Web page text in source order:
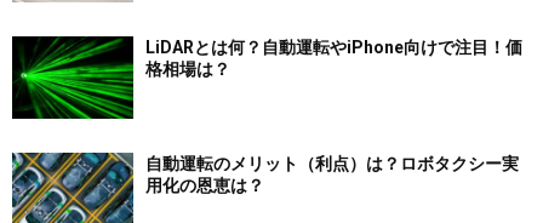
LiDARとは何？自動運転やiPhone向けで注目！価
格相場は？
自動運転のメリット（利点）は？ロボタクシー実
用化の恩恵は？